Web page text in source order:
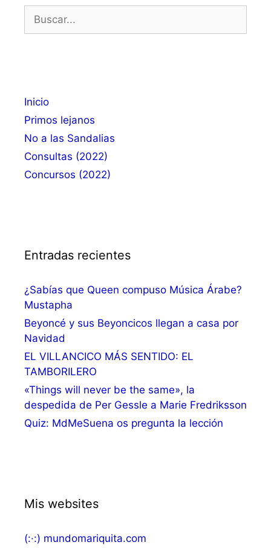
Buscar:
Inicio
Primos lejanos
No a las Sandalias
Consultas (2022)
Concursos (2022)
Entradas recientes
¿Sabías que Queen compuso Música Árabe?
Mustapha
Beyoncé y sus Beyoncicos llegan a casa por
Navidad
EL VILLANCICO MÁS SENTIDO: EL
TAMBORILERO
«Things will never be the same», la
despedida de Per Gessle a Marie Fredriksson
Quiz: MdMeSuena os pregunta la lección
Mis websites
(:·:) mundomariquita.com